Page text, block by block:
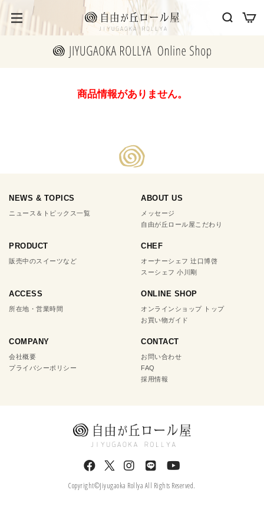
商品情報がありません。
NEWS & TOPICS
ニュース＆トピックス一覧
ABOUT US
メッセージ
自由が丘ロール屋こだわり
PRODUCT
販売中のスイーツなど
CHEF
オーナーシェフ 辻口博啓
スーシェフ 小川剛
ACCESS
所在地・営業時間
ONLINE SHOP
オンラインショップ トップ
お買い物ガイド
COMPANY
会社概要
プライバシーポリシー
CONTACT
お問い合わせ
FAQ
採用情報
Copyright©Jiyugaoka Rollya All Rights Reserved.